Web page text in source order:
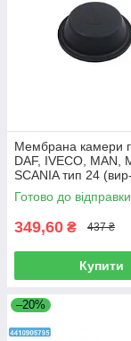
Мембрана камери
DAF, IVECO, MAN,
SCANIA тип 24
07103
Готово до відправки
349,60 ₴ 437 ₴
Купити
–20%